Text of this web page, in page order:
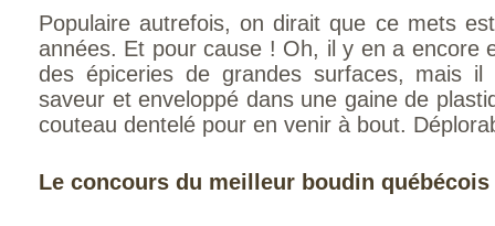
Populaire autrefois, on dirait que ce mets
années. Et pour cause ! Oh, il y en a encore
des épiceries de grandes surfaces, mais il
saveur et enveloppé dans une gaine de
couteau dentelé pour en venir à bout.
Le concours du meilleur boudin québécois